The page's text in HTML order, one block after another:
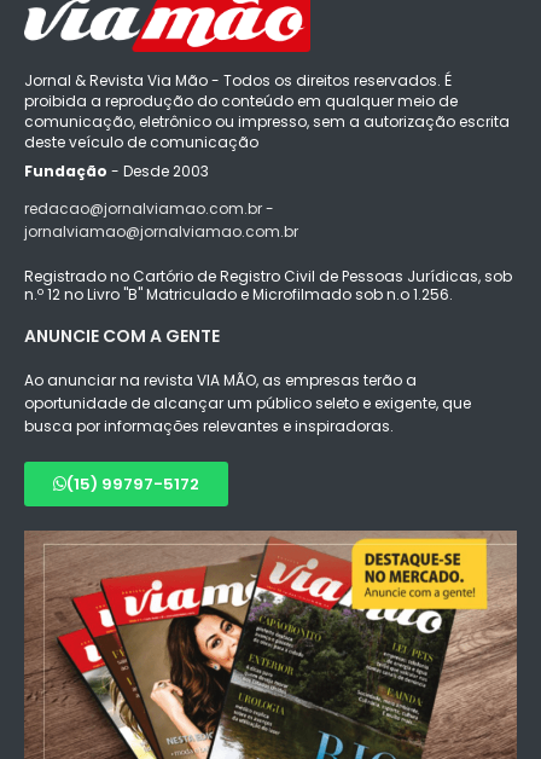
Jornal & Revista Via Mão - Todos os direitos reservados. É
proibida a reprodução do conteúdo em qualquer meio de
comunicação, eletrônico ou impresso, sem a autorização escrita
deste veículo de comunicação
Fundação - Desde 2003
redacao@jornalviamao.com.br -
jornalviamao@jornalviamao.com.br
Registrado no Cartório de Registro Civil de Pessoas Jurídicas, sob
n.º 12 no Livro "B" Matriculado e Microfilmado sob n.o 1.256.
ANUNCIE COM A GENTE
Ao anunciar na revista VIA MÃO, as empresas terão a
oportunidade de alcançar um público seleto e exigente, que
busca por informações relevantes e inspiradoras.
(15) 99797-5172